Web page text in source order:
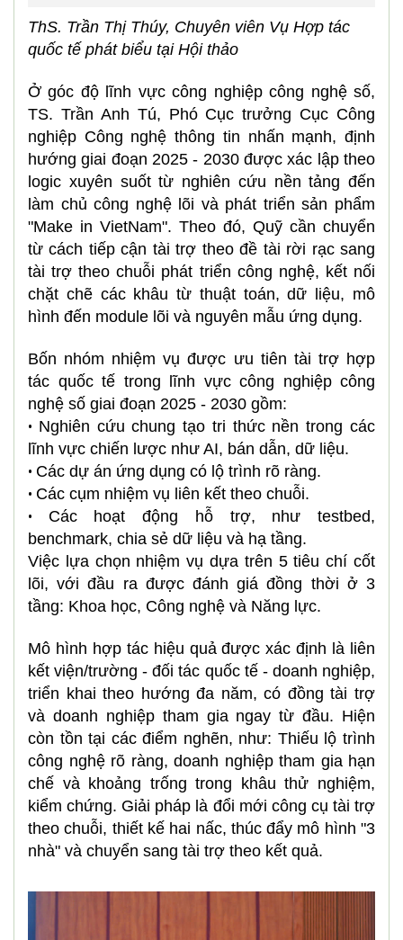
ThS. Trần Thị Thúy, Chuyên viên Vụ Hợp tác
quốc tế phát biểu tại Hội thảo
Ở góc độ lĩnh vực công nghiệp công nghệ số,
TS. Trần Anh Tú, Phó Cục trưởng Cục Công
nghiệp Công nghệ thông tin nhấn mạnh, định
hướng giai đoạn 2025 - 2030 được xác lập theo
logic xuyên suốt từ nghiên cứu nền tảng đến
làm chủ công nghệ lõi và phát triển sản phẩm
"Make in VietNam". Theo đó, Quỹ cần chuyển
từ cách tiếp cận tài trợ theo đề tài rời rạc sang
tài trợ theo chuỗi phát triển công nghệ, kết nối
chặt chẽ các khâu từ thuật toán, dữ liệu, mô
hình đến module lõi và nguyên mẫu ứng dụng.
Bốn nhóm nhiệm vụ được ưu tiên tài trợ hợp
tác quốc tế trong lĩnh vực công nghiệp công
nghệ số giai đoạn 2025 - 2030 gồm:
• Nghiên cứu chung tạo tri thức nền trong các
lĩnh vực chiến lược như AI, bán dẫn, dữ liệu.
• Các dự án ứng dụng có lộ trình rõ ràng.
• Các cụm nhiệm vụ liên kết theo chuỗi.
• Các hoạt động hỗ trợ, như testbed,
benchmark, chia sẻ dữ liệu và hạ tầng.
Việc lựa chọn nhiệm vụ dựa trên 5 tiêu chí cốt
lõi, với đầu ra được đánh giá đồng thời ở 3
tầng: Khoa học, Công nghệ và Năng lực.
Mô hình hợp tác hiệu quả được xác định là liên
kết viện/trường - đối tác quốc tế - doanh nghiệp,
triển khai theo hướng đa năm, có đồng tài trợ
và doanh nghiệp tham gia ngay từ đầu. Hiện
còn tồn tại các điểm nghẽn, như: Thiếu lộ trình
công nghệ rõ ràng, doanh nghiệp tham gia hạn
chế và khoảng trống trong khâu thử nghiệm,
kiểm chứng. Giải pháp là đổi mới công cụ tài trợ
theo chuỗi, thiết kế hai nấc, thúc đẩy mô hình "3
nhà" và chuyển sang tài trợ theo kết quả.